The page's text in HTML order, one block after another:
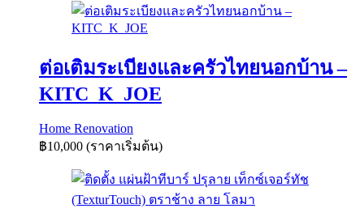
ต่อเติมระเบียงและครัวไทยนอกบ้าน –
KITC_K_JOE
Home Renovation
฿10,000 (ราคาเริ่มต้น)